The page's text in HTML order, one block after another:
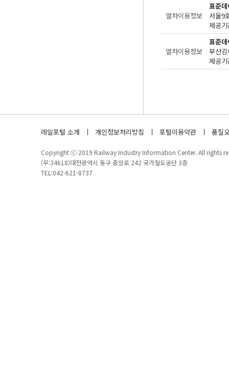
열차이용정보
표준
서울9
제공
열차이용정보
표준
부산
제공
레일포털 소개 개인정보처리방침 포털이용약관 품질
Copyright ⓒ 2019 Railway Industry Information Center. All rights
(우:34618)대전광역시 동구 중앙로 242 국가철도공단 3층
TEL:042-621-8737